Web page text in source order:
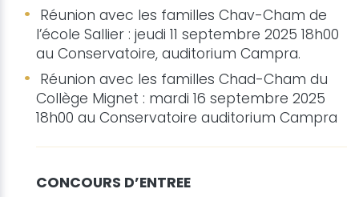
Réunion avec les familles Chav-Cham de
l’école Sallier : jeudi 11 septembre 2025 18h00
au Conservatoire, auditorium Campra.
Réunion avec les familles Chad-Cham du
Collège Mignet : mardi 16 septembre 2025
18h00 au Conservatoire auditorium Campra
CONCOURS D’ENTREE